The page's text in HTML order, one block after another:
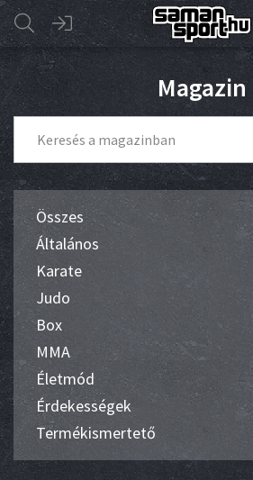
Magazin
Összes
Általános
Karate
Judo
Box
MMA
Életmód
Érdekességek
Termékismertető